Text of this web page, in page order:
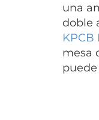
una
doble
KPCB
mesa